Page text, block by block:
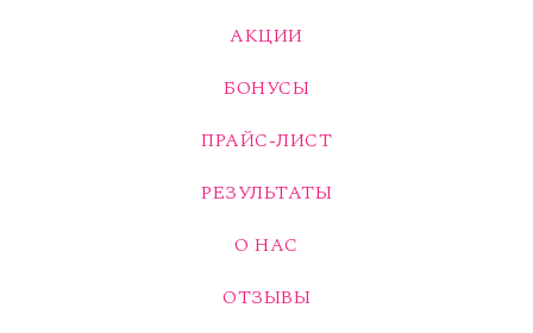
АКЦИИ
БОНУСЫ
ПРАЙС-ЛИСТ
РЕЗУЛЬТАТЫ
О НАС
ОТЗЫВЫ